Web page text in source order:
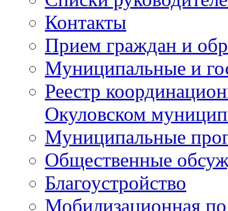
Контакты
Прием граждан и
Муниципальные и
Реестр
Окуловском
Муниципальные
Общественные
Благоустройство
Мобилизационная